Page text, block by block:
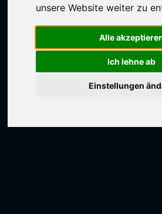
unsere Website weiter zu
Alle
Ich lehne ab
Einstellungen